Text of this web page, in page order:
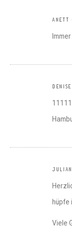
ANETT
DENISE
hüpfe
Viele